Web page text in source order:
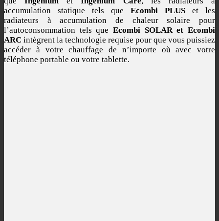
accumulation statique tels que Ecombi PLUS et les
radiateurs à accumulation de chaleur solaire pour
l’autoconsommation tels que Ecombi SOLAR et Ecombi
ARC intègrent la technologie requise pour que vous puissiez
accéder à votre chauffage de n’importe où avec votre
téléphone portable ou votre tablette.